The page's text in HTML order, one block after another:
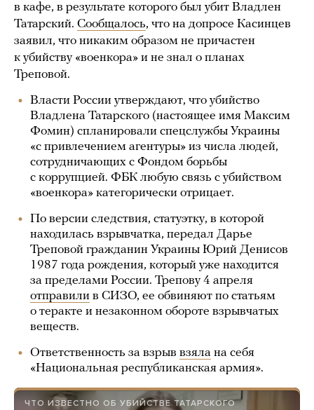
в кафе, в результате которого был убит Владлен
Татарский. Сообщалось, что на допросе Касинцев
заявил, что никаким образом не причастен
к убийству «военкора» и не знал о планах
Треповой.
Власти России утверждают, что убийство
Владлена Татарского (настоящее имя Максим
Фомин) спланировали спецслужбы Украины
«с привлечением агентуры» из числа людей,
сотрудничающих с Фондом борьбы
с коррупцией. ФБК любую связь с убийством
«военкора» категорически отрицает.
По версии следствия, статуэтку, в которой
находилась взрывчатка, передал Дарье
Треповой гражданин Украины Юрий Денисов
1987 года рождения, который уже находится
за пределами России. Трепову 4 апреля
отправили в СИЗО, ее обвиняют по статьям
о теракте и незаконном обороте взрывчатых
веществ.
Ответственность за взрыв взяла на себя
«Национальная республиканская армия».
ЧТО ИЗВЕСТНО ОБ УБИЙСТВЕ ТАТАРСКОГО